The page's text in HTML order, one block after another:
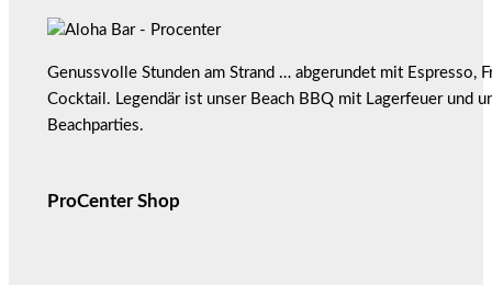
Genussvolle Stunden am Strand … abgerundet mit Espresso,
Cocktail. Legendär ist unser Beach BBQ mit Lagerfeuer und
Beachparties.
ProCenter Shop